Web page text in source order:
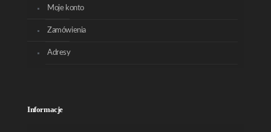
Moje konto
Zamówienia
Adresy
Informacje